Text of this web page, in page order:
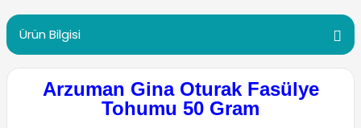
Ürün Bilgisi
Arzuman Gina Oturak Fasülye
Tohumu 50 Gram